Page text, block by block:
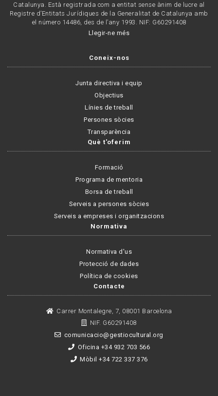
Catalunya. Està registrada com a entitat sense ànim de lucre al
Registre d’Entitats Jurídiques de la Generalitat de Catalunya amb
el número 14486, des de l’any 1993. NIF: G60291408
Llegir-ne més
Coneix-nos
Junta directiva i equip
Objectius
Línies de treball
Persones sòcies
Transparència
Què t'oferim
Formació
Programa de mentoria
Borsa de treball
Serveis a persones sòcies
Serveis a empreses i organitzacions
Normativa
Normativa d'us
Protecció de dades
Política de cookies
Contacte
Carrer Montalegre, 7, 08001 Barcelona
NIF. G60291408
comunicacio@gestiocultural.org
Oficina +34 932 703 566
Mòbil +34 722 337 376